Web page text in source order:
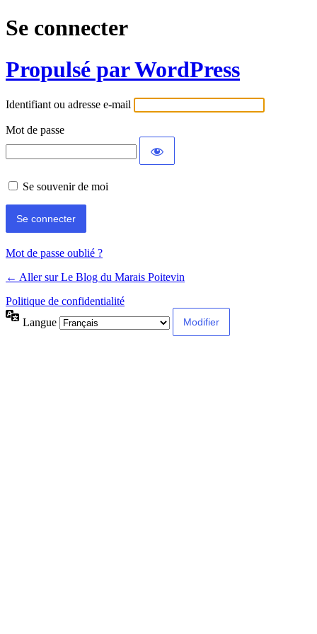
Se connecter
Propulsé par WordPress
Identifiant ou adresse e-mail
Mot de passe
Se souvenir de moi
Mot de passe oublié ?
← Aller sur Le Blog du Marais Poitevin
Politique de confidentialité
Langue